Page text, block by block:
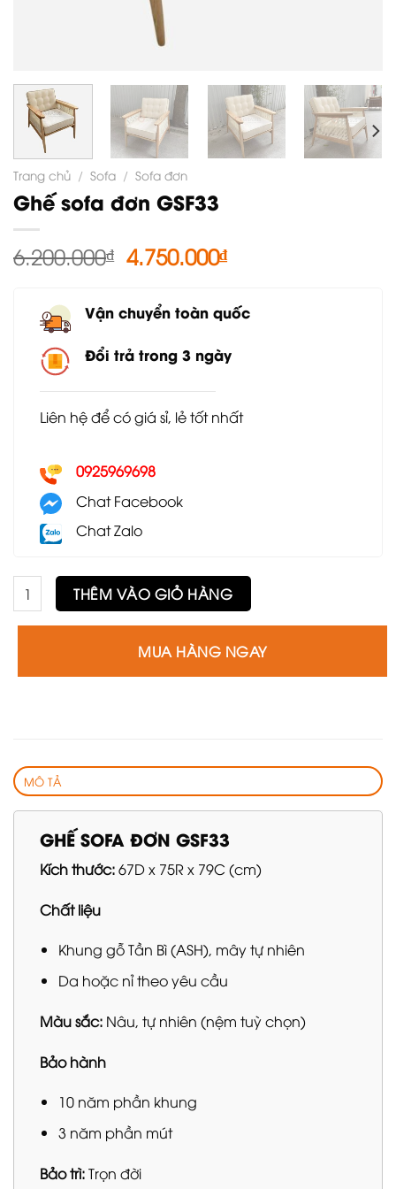
Trang chủ / Sofa / Sofa đơn
Ghế sofa đơn GSF33
6.200.000₫ Giá
gốc
6.200.000₫.
4.750.000₫Giá
là:
Vận chuyển toàn quốc
Đổi trả trong 3 ngày
Liên hệ để có giá sỉ, lẻ tốt nhất
0925969698
Chat Facebook
Chat Zalo
Ghế sofa đơn GSF33 số lượng
THÊM VÀO GIỎ HÀNG
MUA HÀNG NGAY
MÔ TẢ
GHẾ SOFA ĐƠN GSF33
Kích thước:67D x 75R x 79C (cm)
Chất liệu
Khung gỗ Tần Bì (ASH), mây tự nhiên
Da hoặc nỉ theo yêu cầu
Màu sắc: Nâu, tự nhiên (nệm tuỳ chọn)
Bảo hành
10 năm phần khung
3 năm phần mút
Bảo trì:Trọn đời